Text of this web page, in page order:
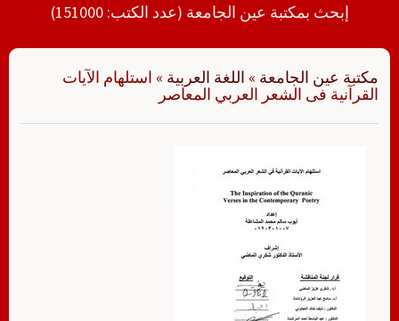
إبحث بمكتبة عين الجامعة (عدد الكتب: 151000)
مكتبة عين الجامعة » اللغة العربية » استلهام الآيات
القرآنية فى الشعر العربي المعاصر